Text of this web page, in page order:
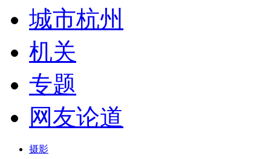
城市杭州
机关
专题
网友论道
摄影